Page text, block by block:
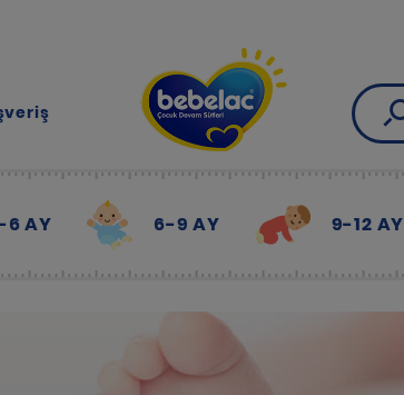
6 AY 6-9 AY 9-12 AY